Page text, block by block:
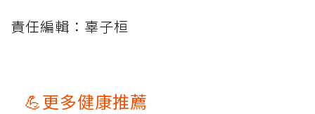
責任編輯：辜子桓
💪更多健康推薦